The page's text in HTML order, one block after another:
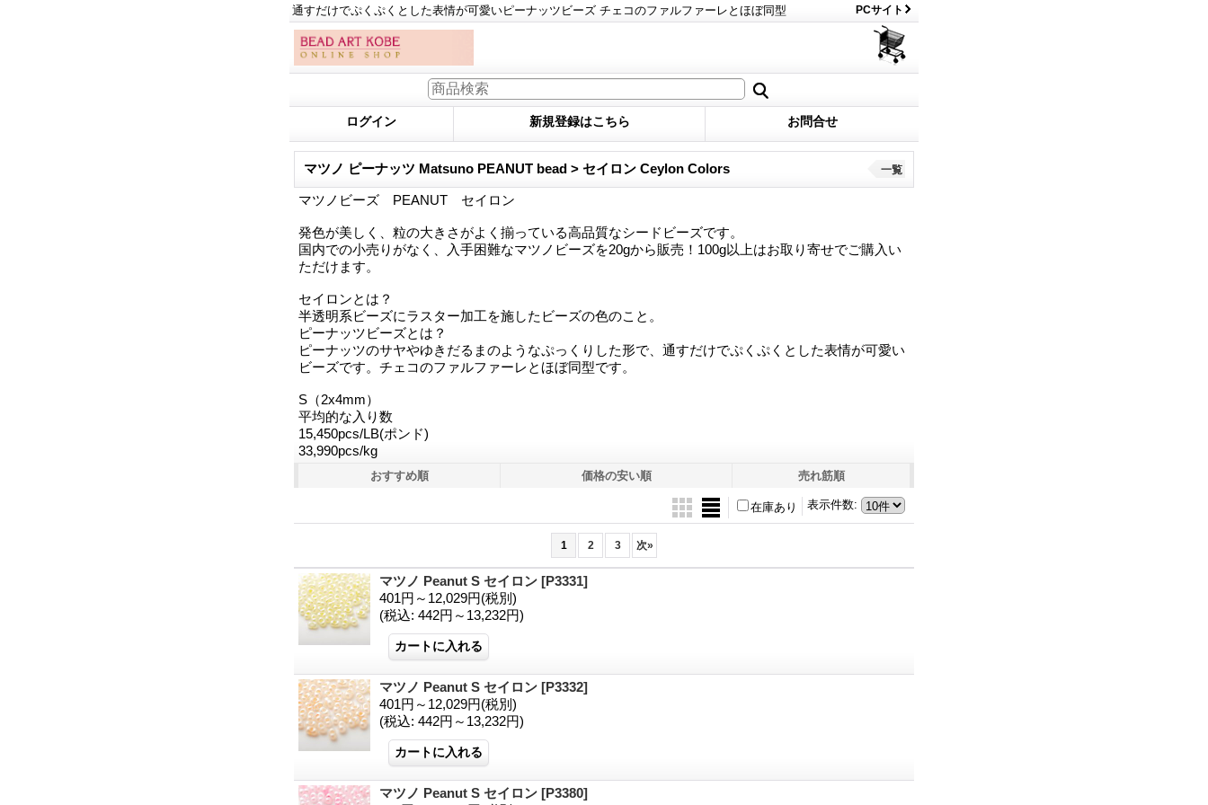
通すだけでぷくぷくとした表情が可愛いピーナッツビーズ チェコのファルファーレとほぼ同型 PCサイト
ログイン 新規登録はこちら お問合せ
マツノ ピーナッツ Matsuno PEANUT bead > セイロン Ceylon Colors
マツノビーズ PEANUT セイロン
発色が美しく、粒の大きさがよく揃っている高品質なシードビーズです。
国内での小売りがなく、入手困難なマツノビーズを20gから販売！100g以上はお取り寄せでご購入い
ただけます。
セイロンとは？
半透明系ビーズにラスター加工を施したビーズの色のこと。
ピーナッツビーズとは？
ピーナッツのサヤやゆきだるまのようなぷっくりした形で、通すだけでぷくぷくとした表情が可愛い
ビーズです。チェコのファルファーレとほぼ同型です。
S（2x4mm）
平均的な入り数
15,450pcs/LB(ポンド)
33,990pcs/kg
一覧
おすすめ順 価格の安い順 売れ筋順
表示件数:
在庫あり
1 2 3 次»
マツノ Peanut S セイロン [P3331]
401円～12,029円(税別)
(税込: 442円～13,232円)
マツノ Peanut S セイロン [P3332]
401円～12,029円(税別)
(税込: 442円～13,232円)
マツノ Peanut S セイロン [P3380]